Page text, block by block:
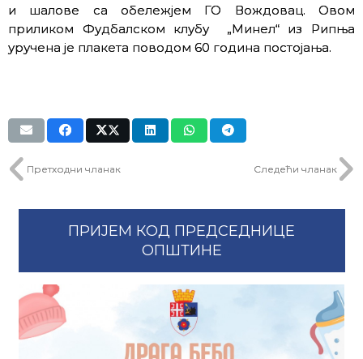
и шалове са обележјем ГО Вождовац. Овом
приликом Фудбалском клубу „Минел“ из Рипња
уручена је плакета поводом 60 година постојања.
Претходни чланак Следећи чланак
ПРИЈЕМ КОД ПРЕДСЕДНИЦЕ
ОПШТИНЕ